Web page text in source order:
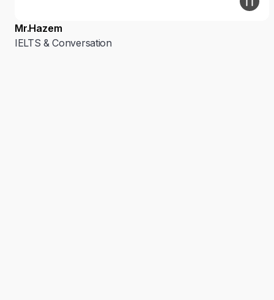
Mr.Hazem
IELTS & Conversation